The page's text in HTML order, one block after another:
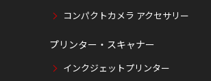
コンパクトカメラ アクセサリー
プリンター・スキャナー
インクジェットプリンター